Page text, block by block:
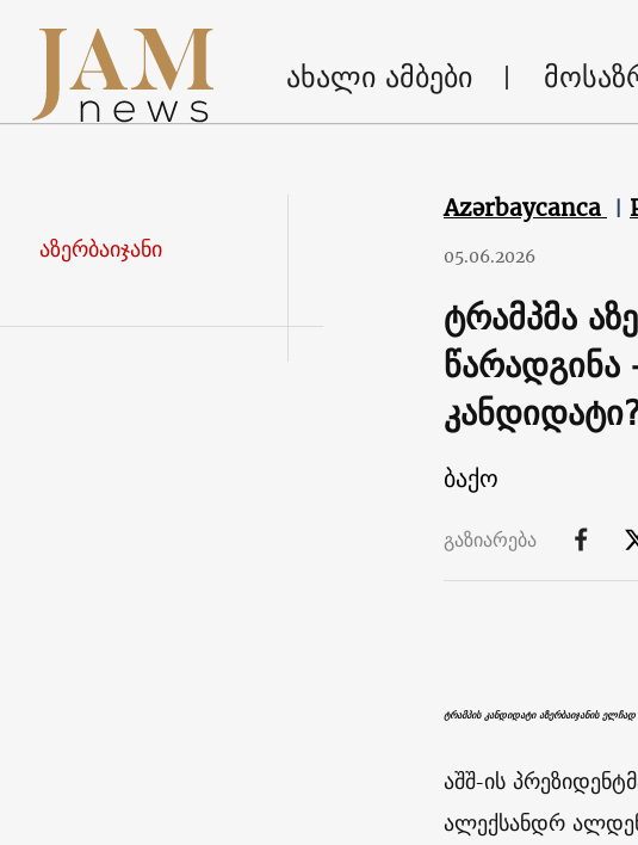
ახალი ამბები
აზერბაიჯანი
Azərbaycanca
05.06.2026
ტრამპმა
ბაქო
გაზიარება
ტრამპის კანდიდატი აზერბაიჯანის ელჩად
აშშ-ის
ალექსანდრ